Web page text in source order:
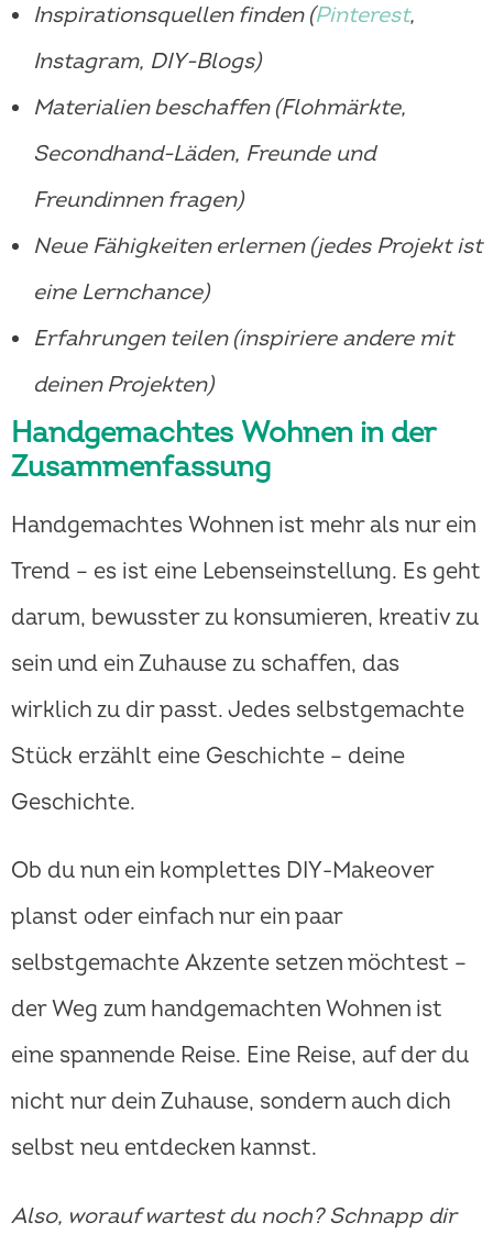
Inspirationsquellen finden (Pinterest,
Instagram, DIY-Blogs)
Materialien beschaffen (Flohmärkte,
Secondhand-Läden, Freunde und
Freundinnen fragen)
Neue Fähigkeiten erlernen (jedes Projekt ist
eine Lernchance)
Erfahrungen teilen (inspiriere andere mit
deinen Projekten)
Handgemachtes Wohnen in der
Zusammenfassung
Handgemachtes Wohnen ist mehr als nur ein
Trend – es ist eine Lebenseinstellung. Es geht
darum, bewusster zu konsumieren, kreativ zu
sein und ein Zuhause zu schaffen, das
wirklich zu dir passt. Jedes selbstgemachte
Stück erzählt eine Geschichte – deine
Geschichte.
Ob du nun ein komplettes DIY-Makeover
planst oder einfach nur ein paar
selbstgemachte Akzente setzen möchtest –
der Weg zum handgemachten Wohnen ist
eine spannende Reise. Eine Reise, auf der du
nicht nur dein Zuhause, sondern auch dich
selbst neu entdecken kannst.
Also, worauf wartest du noch? Schnapp dir